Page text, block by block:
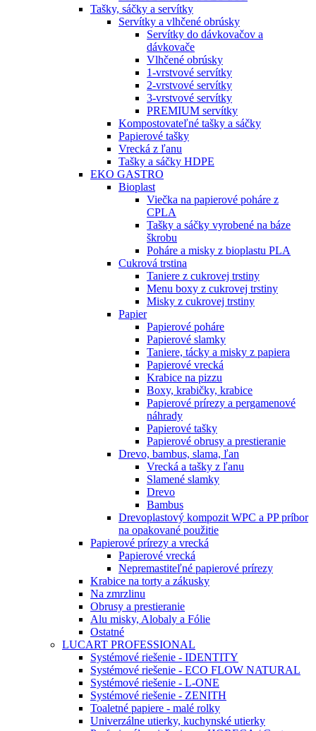
Tašky, sáčky a servítky
Servítky a vlhčené obrúsky
Servítky do dávkovačov a
dávkovače
Vlhčené obrúsky
1-vrstvové servítky
2-vrstvové servítky
3-vrstvové servítky
PREMIUM servítky
Kompostovateľné tašky a sáčky
Papierové tašky
Vrecká z ľanu
Tašky a sáčky HDPE
EKO GASTRO
Bioplast
Viečka na papierové poháre z
CPLA
Tašky a sáčky vyrobené na báze
škrobu
Poháre a misky z bioplastu PLA
Cukrová trstina
Taniere z cukrovej trstiny
Menu boxy z cukrovej trstiny
Misky z cukrovej trstiny
Papier
Papierové poháre
Papierové slamky
Taniere, tácky a misky z papiera
Papierové vrecká
Krabice na pizzu
Boxy, krabičky, krabice
Papierové prírezy a pergamenové
náhrady
Papierové tašky
Papierové obrusy a prestieranie
Drevo, bambus, slama, ľan
Vrecká a tašky z ľanu
Slamené slamky
Drevo
Bambus
Drevoplastový kompozit WPC a PP príbor
na opakované použitie
Papierové prírezy a vrecká
Papierové vrecká
Nepremastiteľné papierové prírezy
Krabice na torty a zákusky
Na zmrzlinu
Obrusy a prestieranie
Alu misky, Alobaly a Fólie
Ostatné
LUCART PROFESSIONAL
Systémové riešenie - IDENTITY
Systémové riešenie - ECO FLOW NATURAL
Systémové riešenie - L-ONE
Systémové riešenie - ZENITH
Toaletné papiere - malé rolky
Univerzálne utierky, kuchynské utierky